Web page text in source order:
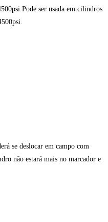
Pode ser usada em cilindros
se deslocar em campo com
não estará mais no marcador e